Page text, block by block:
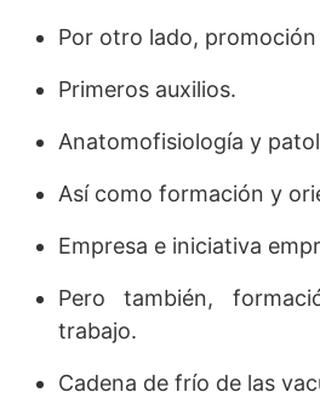
Por otro lado, promoción
Primeros auxilios.
Anatomofisiología y
Así como formación y
Empresa e iniciativa
Pero también,
trabajo.
Cadena de frío de las